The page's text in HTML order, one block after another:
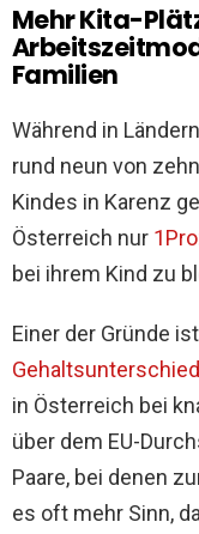
Mehr Kita-
Familien
Während in
rund neun von
Kindes in Karenz
Österreich nur
bei ihrem Kind zu
Einer der Gründe
Gehaltsunterschied
in Österreich bei
über dem EU-
Paare, bei denen
es oft mehr Sinn,